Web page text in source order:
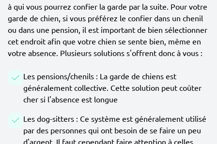
à qui vous pourrez confier la garde par la suite. Pour votre
garde de chien, si vous préférez le confier dans un chenil
ou dans une pension, il est important de bien sélectionner
cet endroit afin que votre chien se sente bien, même en
votre absence. Plusieurs solutions s'offrent donc à vous :
Les pensions/chenils : La garde de chiens est
généralement collective. Cette solution peut coûter
cher si l'absence est longue
Les dog-sitters : Ce système est généralement utilisé
par des personnes qui ont besoin de se faire un peu
d'argent. Il faut cependant faire attention à celles